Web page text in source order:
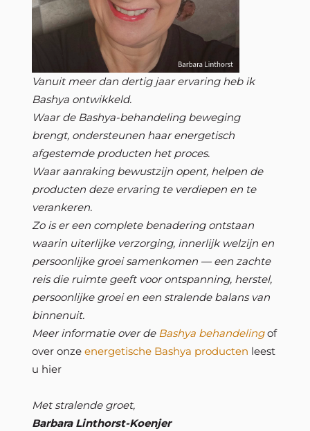
Vanuit meer dan dertig jaar ervaring heb ik
Bashya ontwikkeld.
Waar de Bashya-behandeling beweging
brengt, ondersteunen haar energetisch
afgestemde producten het proces.
Waar aanraking bewustzijn opent, helpen de
producten deze ervaring te verdiepen en te
verankeren.
Zo is er een complete benadering ontstaan
waarin uiterlijke verzorging, innerlijk welzijn en
persoonlijke groei samenkomen — een zachte
reis die ruimte geeft voor ontspanning, herstel,
persoonlijke groei en een stralende balans van
binnenuit.
Meer informatie over de Bashya behandelingof
over onze energetische Bashya producten leest
u hier
Met stralende groet,
Barbara Linthorst-Koenjer